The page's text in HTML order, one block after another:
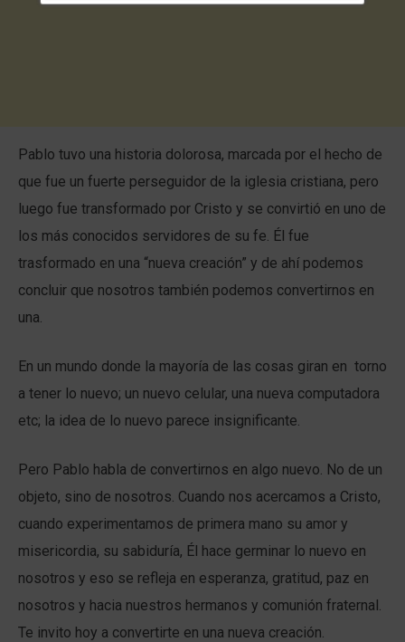
Pablo tuvo una historia dolorosa, marcada por el hecho de
que fue un fuerte perseguidor de la iglesia cristiana, pero
luego fue transformado por Cristo y se convirtió en uno de
los más conocidos servidores de su fe. Él fue
trasformado en una “nueva creación” y de ahí podemos
concluir que nosotros también podemos convertirnos en
una.
En un mundo donde la mayoría de las cosas giran en torno
a tener lo nuevo; un nuevo celular, una nueva computadora
etc; la idea de lo nuevo parece insignificante.
Pero Pablo habla de convertirnos en algo nuevo. No de un
objeto, sino de nosotros. Cuando nos acercamos a Cristo,
cuando experimentamos de primera mano su amor y
misericordia, su sabiduría, Él hace germinar lo nuevo en
nosotros y eso se refleja en esperanza, gratitud, paz en
nosotros y hacia nuestros hermanos y comunión fraternal.
Te invito hoy a convertirte en una nueva creación.